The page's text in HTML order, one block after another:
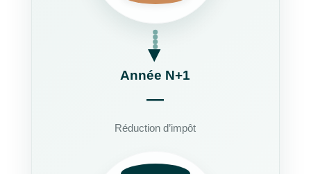
▶
Année N+1
—
Réduction d’impôt